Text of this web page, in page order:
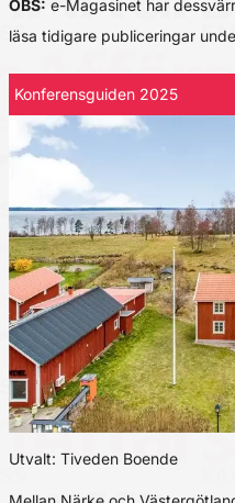
OBS: e-Magasinet har
läsa tidigare publiceringar
Konferensguiden 2025
Utvalt: Tiveden Boende